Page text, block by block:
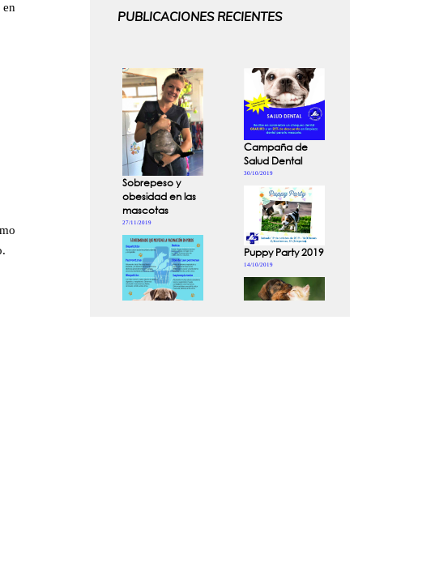
Sobrepeso y
obesidad en las
mascotas
27/11/2019
Campaña de
Salud Dental
30/10/2019
Puppy Party 2019
14/10/2019
PUBLICACIONES RECIENTES